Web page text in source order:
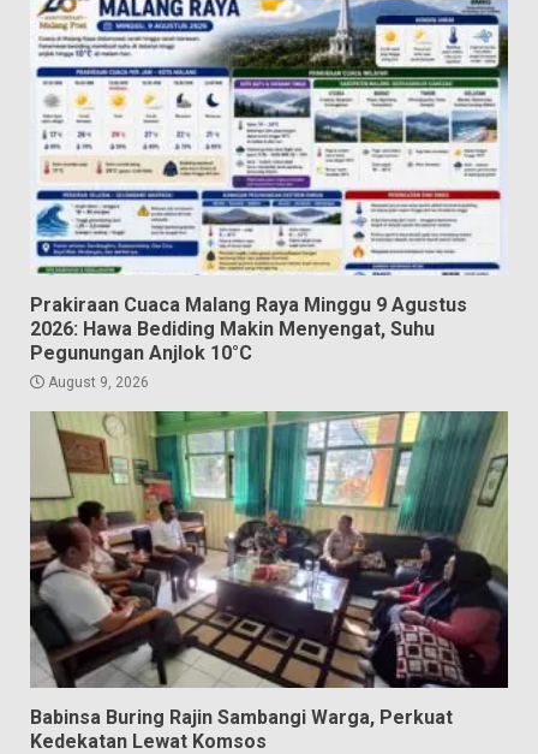
Prakiraan Cuaca Malang Raya Minggu 9 Agustus
2026: Hawa Bediding Makin Menyengat, Suhu
Pegunungan Anjlok 10°C
August 9, 2026
Babinsa Buring Rajin Sambangi Warga, Perkuat
Kedekatan Lewat Komsos